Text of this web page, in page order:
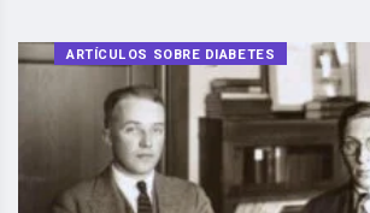
ARTÍCULOS SOBRE DIABETES